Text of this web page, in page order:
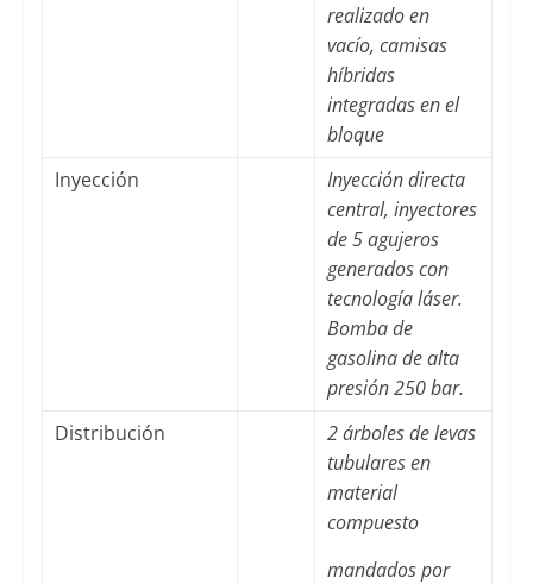
realizado en
vacío, camisas
híbridas
integradas en el
bloque
Inyección
Inyección directa
central, inyectores
de 5 agujeros
generados con
tecnología láser.
Bomba de
gasolina de alta
presión 250 bar.
Distribución
2 árboles de levas
tubulares en
material
compuesto
mandados por